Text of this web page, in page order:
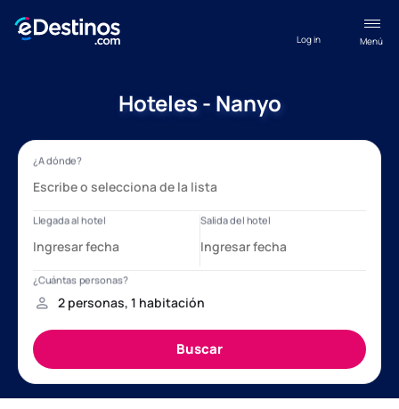
Menú
Log in
Hoteles - Nanyo